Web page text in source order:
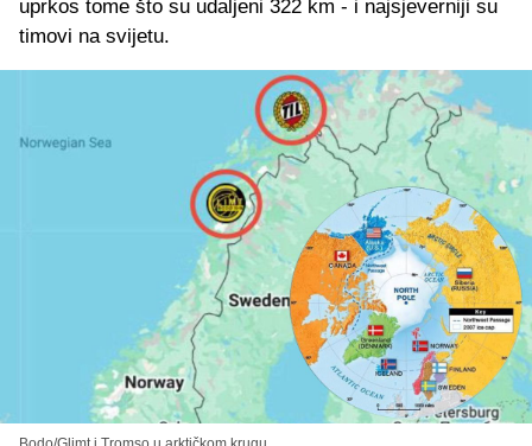
uprkos tome što su udaljeni 322 km - i najsjeverniji su
timovi na svijetu.